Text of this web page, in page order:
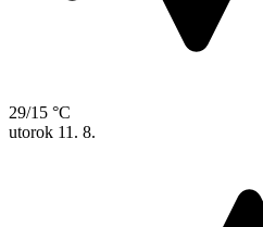
29/15 °C
utorok 11. 8.